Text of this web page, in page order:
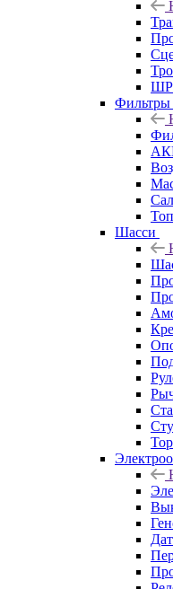
Фильтры
Шасси